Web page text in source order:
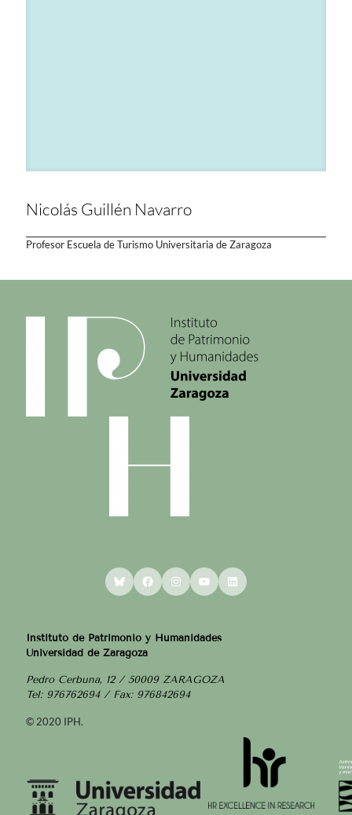
Nicolás Guillén Navarro
Profesor Escuela de Turismo Universitaria de Zaragoza
BlueskyFacebookInstagram
YouTubeLinkedIn
Instituto de Patrimonio y Humanidades
Universidad de Zaragoza
Pedro Cerbuna, 12 / 50009 ZARAGOZA
Tel: 976762694 / Fax: 976842694
© 2020 IPH.